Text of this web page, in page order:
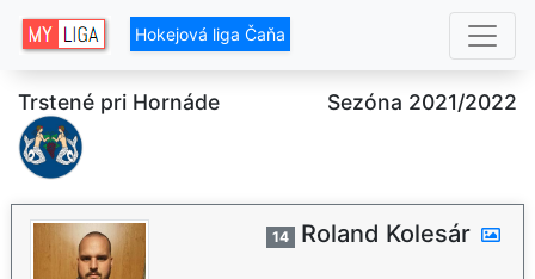
Hokejová liga Čaňa
Trstené pri Hornáde Sezóna 2021/2022
14 Roland Kolesár